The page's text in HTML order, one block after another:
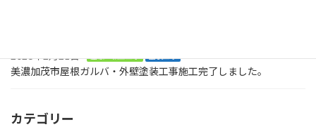
2026年2月21日
美濃加茂市屋根ガルバ・外壁塗装工事施工完了しました。
カテゴリー